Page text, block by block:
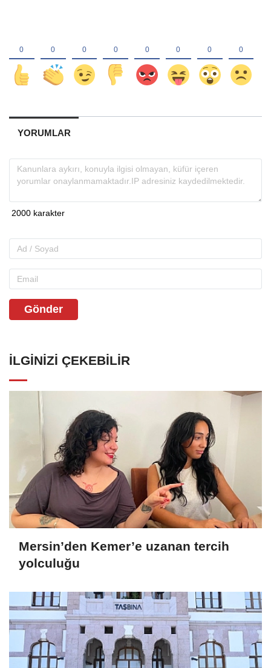
YORUMLAR
Gönder
İLGINIZI ÇEKEBILIR
Mersin’den Kemer’e uzanan tercih
yolculuğu